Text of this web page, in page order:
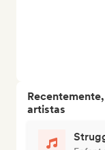
artistas